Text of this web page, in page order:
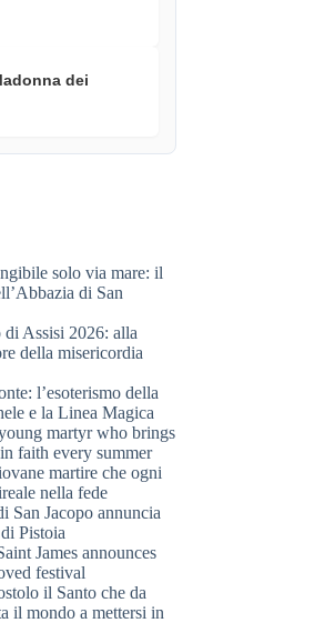
dei
solo via mare: il
di San
di Assisi 2026: alla
della misericordia
l’esoterismo della
e la Linea Magica
martyr who brings
faith every summer
martire che ogni
nella fede
San Jacopo annuncia
Pistoia
James announces
festival
il Santo che da
il mondo a mettersi in